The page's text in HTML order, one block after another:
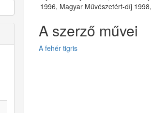
1996, Magyar Művészetért-díj
A szerző művei
A fehér tigris